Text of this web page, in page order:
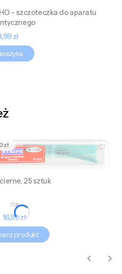
- szczoteczka do aparatu
zł
25 sztuk
TOR
Cena
16,99 zł
produkt